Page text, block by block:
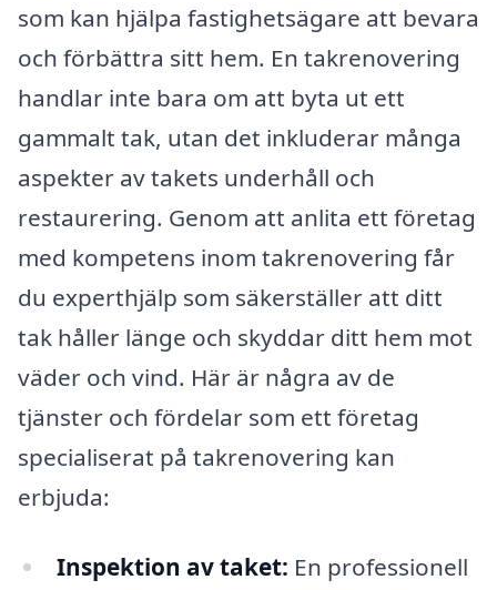
som kan hjälpa fastighetsägare att bevara
och förbättra sitt hem. En takrenovering
handlar inte bara om att byta ut ett
gammalt tak, utan det inkluderar många
aspekter av takets underhåll och
restaurering. Genom att anlita ett företag
med kompetens inom takrenovering får
du experthjälp som säkerställer att ditt
tak håller länge och skyddar ditt hem mot
väder och vind. Här är några av de
tjänster och fördelar som ett företag
specialiserat på takrenovering kan
erbjuda:
Inspektion av taket: En professionell